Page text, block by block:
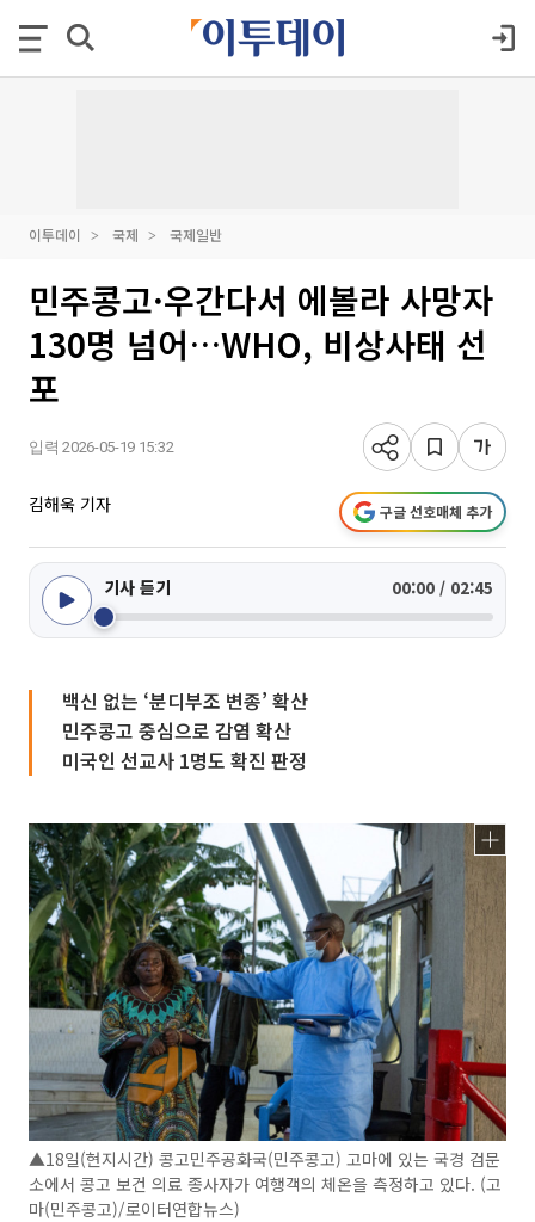
이투데이 국제 국제일반
민주콩고·우간다서 에볼라 사망자
130명 넘어…WHO, 비상사태 선
포
입력 2026-05-19 15:32
김해욱 기자 구글 선호매체 추가
기사 듣기 00:00 / 02:45
백신 없는 ‘분디부조 변종’ 확산
민주콩고 중심으로 감염 확산
미국인 선교사 1명도 확진 판정
▲18일(현지시간) 콩고민주공화국(민주콩고) 고마에 있는 국경 검문
소에서 콩고 보건 의료 종사자가 여행객의 체온을 측정하고 있다. (고
마(민주콩고)/로이터연합뉴스)